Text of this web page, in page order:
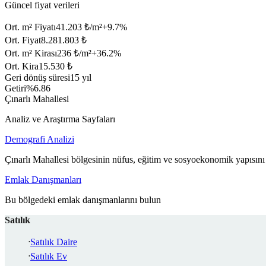
Güncel fiyat verileri
Ort. m² Fiyatı41.203 ₺/m²+9.7%
Ort. Fiyat8.281.803 ₺
Ort. m² Kirası236 ₺/m²+36.2%
Ort. Kira15.530 ₺
Geri dönüş süresi15 yıl
Getiri%6.86
Çınarlı Mahallesi
Analiz ve Araştırma Sayfaları
Demografi Analizi
Çınarlı Mahallesi bölgesinin nüfus, eğitim ve sosyoekonomik
Emlak Danışmanları
Bu bölgedeki emlak danışmanlarını bulun
Satılık
Satılık Daire
Satılık Ev